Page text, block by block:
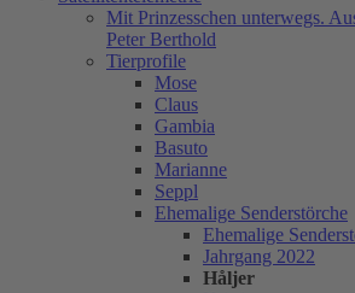
Mit Prinzesschen unterwegs.
Peter Berthold
Tierprofile
Mose
Claus
Gambia
Basuto
Marianne
Seppl
Ehemalige Senderstörche
Ehemalige
Jahrgang 2022
Håljer